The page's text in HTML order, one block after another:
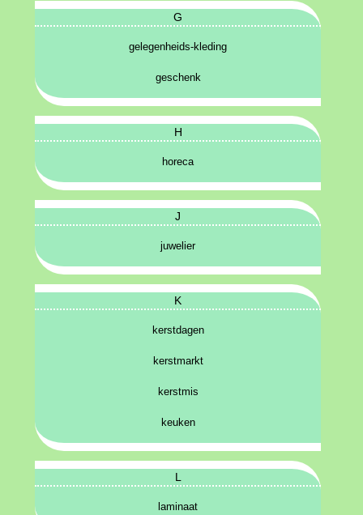
G
gelegenheids-kleding
geschenk
H
horeca
J
juwelier
K
kerstdagen
kerstmarkt
kerstmis
keuken
L
laminaat